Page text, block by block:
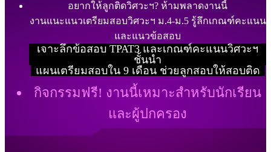
อยากให้ลูกติดวิศวะฯ? ห้ามพลาดงานนี้
งานแนะแนวเตรียมสอบวิศวะฯ ม.4-ม.5 รู้ลึกเกณฑ์คะแนน
และแนวข้อสอบ
เจาะลึกข้อสอบ TPAT3 และเกณฑ์คะแนนวิศวะฯ
ชั้นนำ
แผนเตรียมสอบใน 9 เดือน ช่วยลูกสอบให้สอบติด
กิจกรรมฟรี! งานนี้เหมาะสำหรับนักเรียน
และผู้ปกครอง